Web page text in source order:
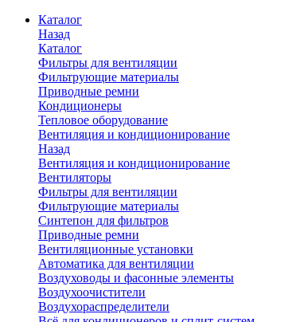
Каталог
Назад
Каталог
Фильтры для вентиляции
Фильтрующие материалы
Приводные ремни
Кондиционеры
Тепловое оборудование
Вентиляция и кондиционирование
Назад
Вентиляция и кондиционирование
Вентиляторы
Фильтры для вентиляции
Фильтрующие материалы
Синтепон для фильтров
Приводные ремни
Вентиляционные установки
Автоматика для вентиляции
Воздуховоды и фасонные элементы
Воздухоочистители
Воздухораспределители